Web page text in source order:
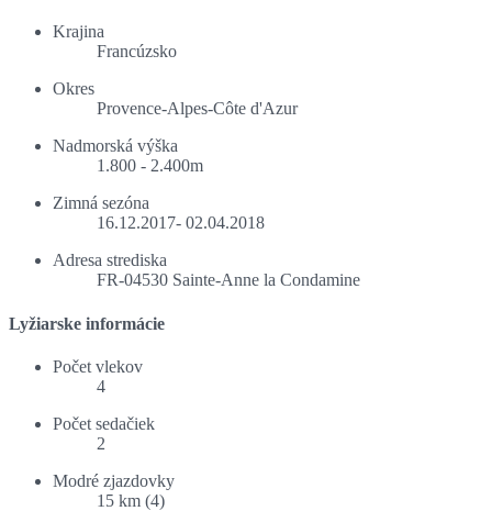
Krajina
Francúzsko
Okres
Provence-Alpes-Côte d'Azur
Nadmorská výška
1.800 - 2.400m
Zimná sezóna
16.12.2017- 02.04.2018
Adresa strediska
FR-04530 Sainte-Anne la Condamine
Lyžiarske informácie
Počet vlekov
4
Počet sedačiek
2
Modré zjazdovky
15 km (4)